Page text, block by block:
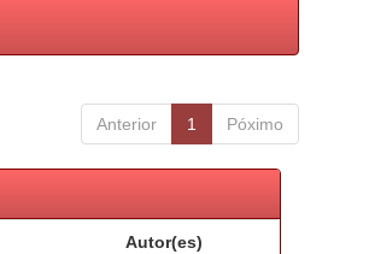
Anterior 1 Póximo
Autor(es)